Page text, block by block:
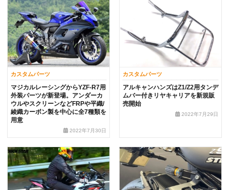
カスタムパーツ
マジカルレーシングからYZF-R7用
外装パーツが新登場。アンダーカ
ウルやスクリーンなどFRPや平織/
綾織カーボン製を中心に全7種類を
用意
2022年7月30日
カスタムパーツ
アルキャンハンズはZ1/Z2用タンデ
ムバー付きリヤキャリアを新規販
売開始
2022年7月29日